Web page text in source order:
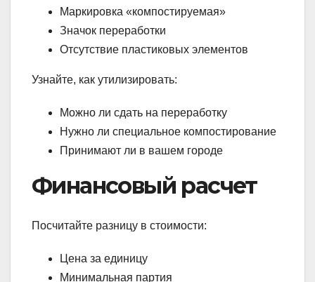
Маркировка «компостируемая»
Значок переработки
Отсутствие пластиковых элементов
Узнайте, как утилизировать:
Можно ли сдать на переработку
Нужно ли специальное компостирование
Принимают ли в вашем городе
Финансовый расчет
Посчитайте разницу в стоимости:
Цена за единицу
Минимальная партия